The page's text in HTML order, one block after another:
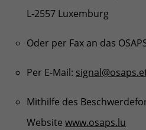
L-2557 Luxemburg
Oder per Fax an das
Per E-Mail:
Mithilfe des
Website www.osaps.lu